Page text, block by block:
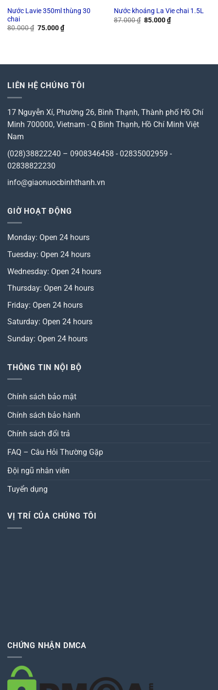
Nước Lavie 350ml thùng 30
chai
80.000₫ Original
75.000₫Current
price
Nước khoáng La Vie chai 1.5L
87.000₫ Original
85.000₫Current
price
LIÊN HỆ CHÚNG TÔI
17 Nguyễn Xí, Phường 26, Bình Thạnh, Thành phố Hồ Chí
Minh 700000, Vietnam - Q Bình Thạnh, Hồ Chí Minh Việt
Nam
(028)38822240 – 0908346458 - 02835002959 -
02838822230
info@giaonuocbinhthanh.vn
GIỜ HOẠT ĐỘNG
Monday: Open 24 hours
Tuesday: Open 24 hours
Wednesday: Open 24 hours
Thursday: Open 24 hours
Friday: Open 24 hours
Saturday: Open 24 hours
Sunday: Open 24 hours
THÔNG TIN NỘI BỘ
Chính sách bảo mật
Chính sách bảo hành
Chính sách đổi trả
FAQ – Câu Hỏi Thường Gặp
Đội ngũ nhân viên
Tuyển dụng
VỊ TRÍ CỦA CHÚNG TÔI
CHỨNG NHẬN DMCA